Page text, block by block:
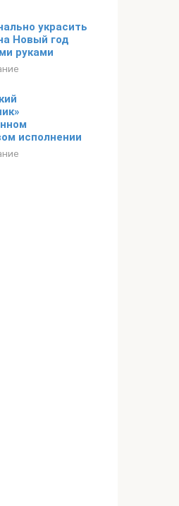
украсить
Новый год
руками
исполнении